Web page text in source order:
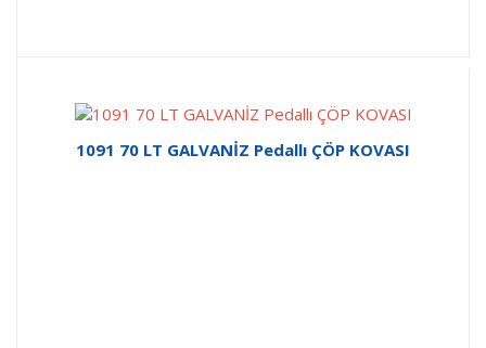
1091 70 LT GALVANİZ Pedallı ÇÖP KOVASI